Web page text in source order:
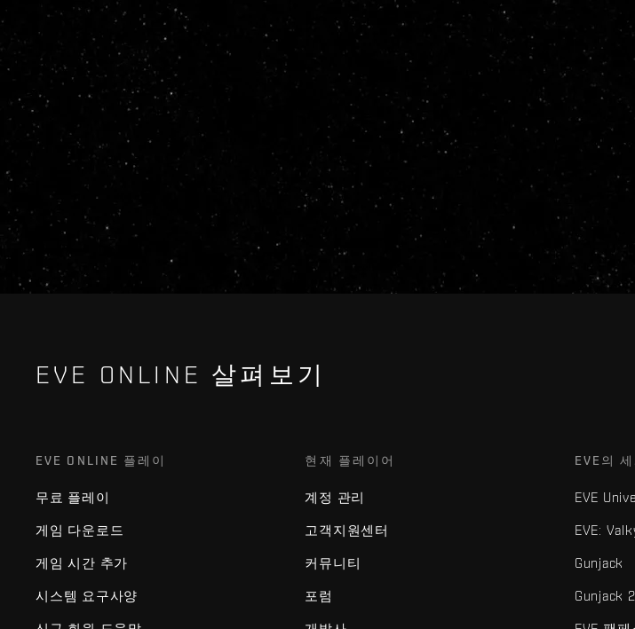
EVE ONLINE 살펴보기
EVE ONLINE 플레이
무료 플레이
게임 다운로드
게임 시간 추가
시스템 요구사양
현재 플레이어
계정 관리
고객지원센터
커뮤니티
포럼
EVE의 세
EVE
EVE:
Gunjack
Gunjack 2